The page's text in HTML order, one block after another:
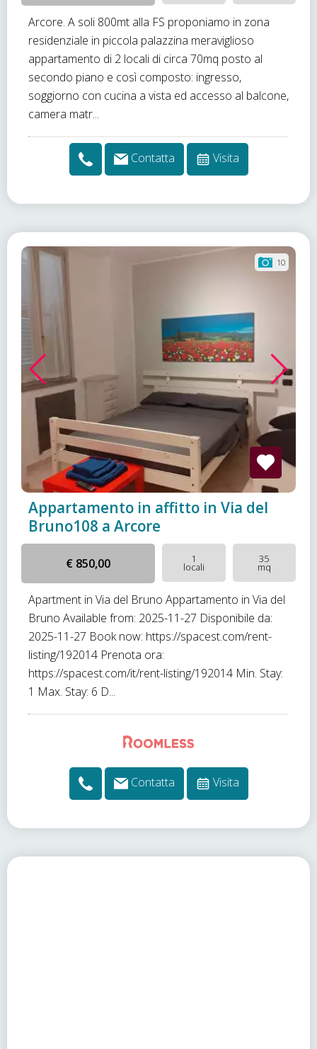
Arcore. A soli 800mt alla FS proponiamo in zona
residenziale in piccola palazzina meraviglioso
appartamento di 2 locali di circa 70mq posto al
secondo piano e così composto: ingresso,
soggiorno con cucina a vista ed accesso al balcone,
camera matr...
Contatta Visita
10
Appartamento in affitto in Via del
Bruno108 a Arcore
€ 850,00 1
locali
35
mq
Apartment in Via del Bruno Appartamento in Via del
Bruno Available from: 2025-11-27 Disponibile da:
2025-11-27 Book now: https://spacest.com/rent-
listing/192014 Prenota ora:
https://spacest.com/it/rent-listing/192014 Min. Stay:
1 Max. Stay: 6 D...
Contatta Visita